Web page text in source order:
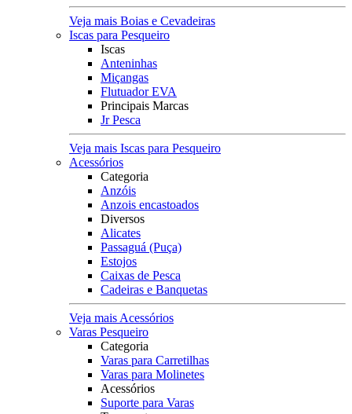
Veja mais Boias e Cevadeiras
Iscas para Pesqueiro
Iscas
Anteninhas
Miçangas
Flutuador EVA
Principais Marcas
Jr Pesca
Veja mais Iscas para Pesqueiro
Acessórios
Categoria
Anzóis
Anzois encastoados
Diversos
Alicates
Passaguá (Puça)
Estojos
Caixas de Pesca
Cadeiras e Banquetas
Veja mais Acessórios
Varas Pesqueiro
Categoria
Varas para Carretilhas
Varas para Molinetes
Acessórios
Suporte para Varas